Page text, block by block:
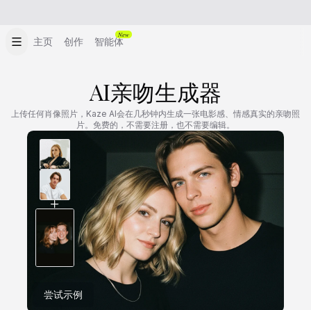
主页 创作 智能体
New
AI亲吻生成器
上传任何肖像照片，Kaze AI会在几秒钟内生成一张电影感、情感真实的亲吻照
片。免费的，不需要注册，也不需要编辑。
尝试示例